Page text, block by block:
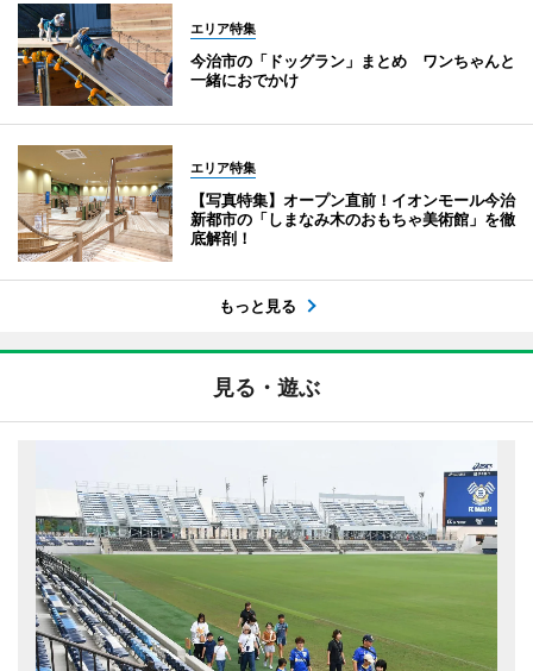
エリア特集
今治市の「ドッグラン」まとめ ワンちゃんと
一緒におでかけ
エリア特集
【写真特集】オープン直前！イオンモール今治
新都市の「しまなみ木のおもちゃ美術館」を徹
底解剖！
もっと見る
見る・遊ぶ